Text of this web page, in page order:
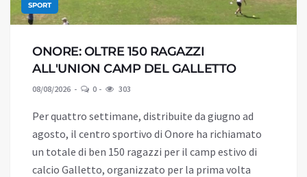
SPORT
ONORE: OLTRE 150 RAGAZZI
ALL'UNION CAMP DEL GALLETTO
08/08/2026 0 303
Per quattro settimane, distribuite da giugno ad
agosto, il centro sportivo di Onore ha richiamato
un totale di ben 150 ragazzi per il camp estivo di
calcio Galletto, organizzato per la prima volta